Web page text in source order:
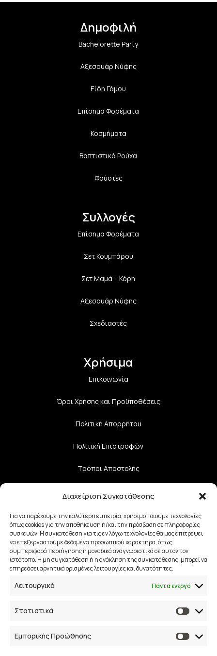
Διαχείριση Συγκατάθεσης
Για να παρέχουμε την καλύτερη εμπειρία, χρησιμοποιούμε τεχνολογίες
όπως cookies για την αποθήκευση ή/και την πρόσβαση σε πληροφορίες
συσκευών. Η συγκατάθεση για τις εν λόγω τεχνολογίες θα μας επιτρέψει
να επεξεργαστούμε δεδομένα προσωπικού χαρακτήρα, όπως
συμπεριφορά περιήγησης ή μοναδικά αναγνωριστικά σε αυτόν τον
ιστότοπο. Η μη συγκατάθεση ή η ανάκληση της συγκατάθεσης, μπορεί να
επηρεάσει αρνητικά ορισμένες λειτουργίες και δυνατότητες.
Λειτουργικά Πάντα ενεργό
Στατιστικά
Εμπορικής Προώθησης
Δημοφιλή
Bachelorette Party
Αξεσουάρ Νύφης
Είδη Γάμου
Επίσημα Φορέματα
Κοσμήματα
Βαπτιστικά Ρούχα
Φούστες
Συλλογές
Επίσημα Φορέματα
Σετ Κουμπάρου
Σετ Μαμά – Κόρη
Αξεσουάρ Νύφης
Σχεδιαστές
Χρήσιμα
Επικοινωνία
Όροι Χρήσης και Προϋποθέσεις
Πολιτική Aπορρήτου
Πολιτική Επιστροφών
Τρόποι Αποστολής
Τρόποι Πληρωμής
Επικοινωνία
28ης Οκτωβρίου 33
41223, Λάρισα
Αρ. ΓΕΜΗ 154041940000